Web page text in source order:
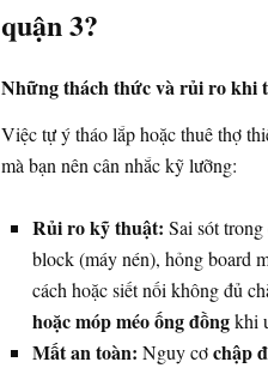
quận 3?
Những thách thức và rủi ro khi
Việc tự ý tháo lắp hoặc thuê thợ
mà bạn nên cân nhắc kỹ lưỡng:
Rủi ro kỹ thuật: Sai sót
block (máy nén), hỏng board
cách hoặc siết nối không đủ
hoặc móp méo ống đồngkhi
Mất an toàn: Nguy cơchập